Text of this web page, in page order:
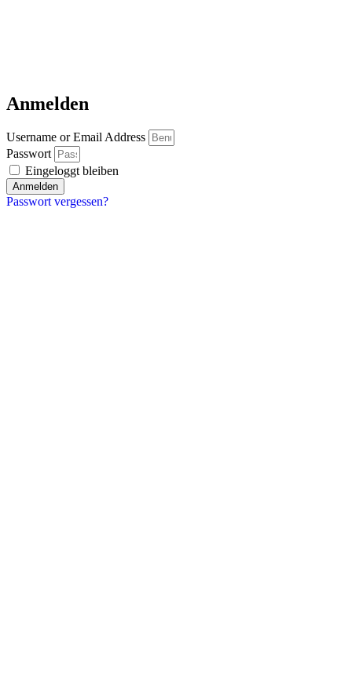
Anmelden
Username or Email Address
Passwort
Eingeloggt bleiben
Anmelden
Passwort vergessen?